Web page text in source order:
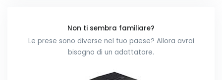
Non ti sembra familiare?
Le prese sono diverse nel tuo paese? Allora avrai
bisogno di un adattatore.